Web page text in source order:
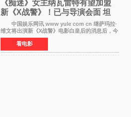
《痴迷》女主纳瓦雷特有望加盟
新《X战警》！已与导演会面 坦
言“魔形女一直很酷”
中国娱乐网讯 www yule com cn 继萨玛拉·
维文将出演新《X战警》电影白皇后的消息后，今
年暑期档大热恐怖片《痴迷》女主角印达·纳瓦雷
特也有望加盟这部备受瞩目的漫威新作——目前
还处于有
看电影